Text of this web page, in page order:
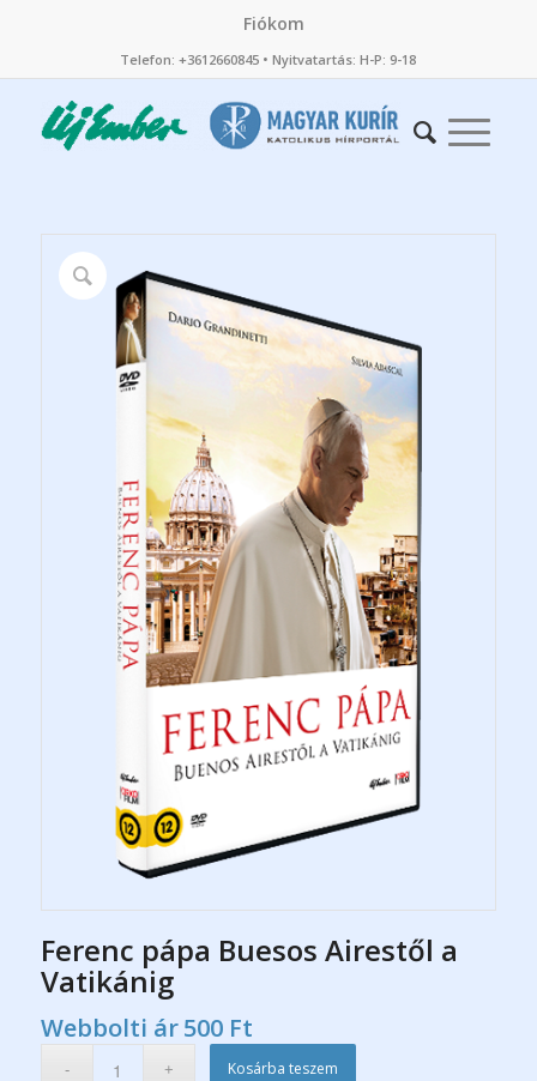
Fiókom
Telefon: +3612660845 • Nyitvatartás: H-P: 9-18
Ferenc pápa Buesos Airestől a
Vatikánig
Webbolti ár 500 Ft
Kosárba teszem